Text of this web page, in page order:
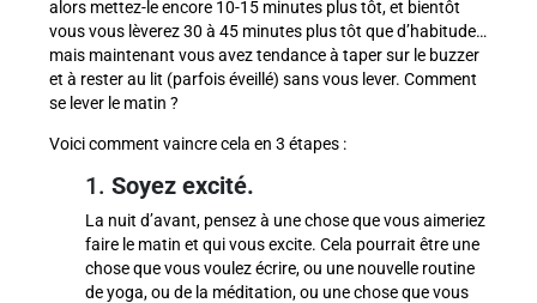
alors mettez-le encore 10-15 minutes plus tôt, et bientôt
vous vous lèverez 30 à 45 minutes plus tôt que d’habitude…
mais maintenant vous avez tendance à taper sur le buzzer
et à rester au lit (parfois éveillé) sans vous lever. Comment
se lever le matin ?
Voici comment vaincre cela en 3 étapes :
1. Soyez excité.
La nuit d’avant, pensez à une chose que vous aimeriez
faire le matin et qui vous excite. Cela pourrait être une
chose que vous voulez écrire, ou une nouvelle routine
de yoga, ou de la méditation, ou une chose que vous